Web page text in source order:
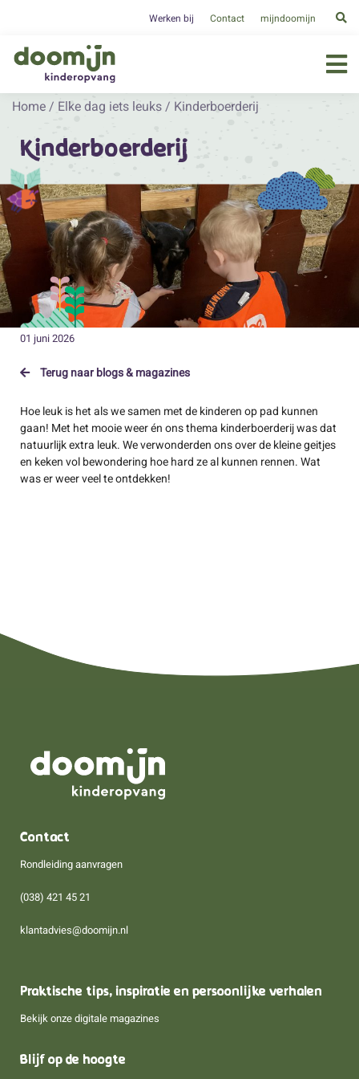
Werken bij Contact mijndoomijn
Home / Elke dag iets leuks / Kinderboerderij
Kinderboerderij
01 juni 2026
Terug naar blogs & magazines
Hoe leuk is het als we samen met de kinderen op pad kunnen
gaan! Met het mooie weer én ons thema kinderboerderij was dat
natuurlijk extra leuk. We verwonderden ons over de kleine geitjes
en keken vol bewondering hoe hard ze al kunnen rennen. Wat
was er weer veel te ontdekken!
Contact
Rondleiding aanvragen
(038) 421 45 21
klantadvies@doomijn.nl
Praktische tips, inspiratie en persoonlijke verhalen
Bekijk onze digitale magazines
Blijf op de hoogte